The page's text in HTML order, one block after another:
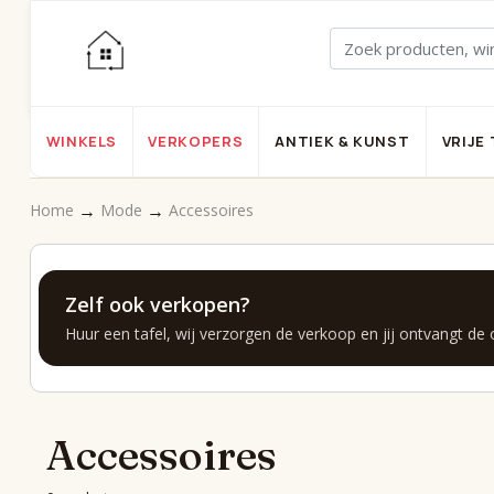
WINKELS VERKOPERS ANTIEK & KUNST VRIJE
Home → Mode → Accessoires
Zelf ook verkopen?
Huur een tafel, wij verzorgen de verkoop en jij ontvangt de
Accessoires